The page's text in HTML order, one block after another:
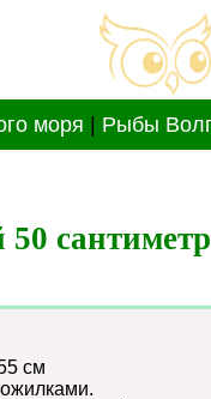
моря Рыбы
см